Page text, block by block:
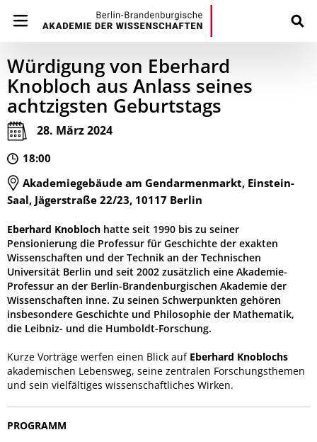
Würdigung von Eberhard
Knobloch aus Anlass seines
achtzigsten Geburtstags
28. März 2024
18:00
Akademiegebäude am Gendarmenmarkt, Einstein-
Saal, Jägerstraße 22/23, 10117 Berlin
Eberhard Knobloch hatte seit 1990 bis zu seiner
Pensionierung die Professur für Geschichte der exakten
Wissenschaften und der Technik an der Technischen
Universität Berlin und seit 2002 zusätzlich eine Akademie-
Professur an der Berlin-Brandenburgischen Akademie der
Wissenschaften inne. Zu seinen Schwerpunkten gehören
insbesondere Geschichte und Philosophie der Mathematik,
die Leibniz- und die Humboldt-Forschung.
Kurze Vorträge werfen einen Blick auf Eberhard Knoblochs
akademischen Lebensweg, seine zentralen Forschungsthemen
und sein vielfältiges wissenschaftliches Wirken.
PROGRAMM